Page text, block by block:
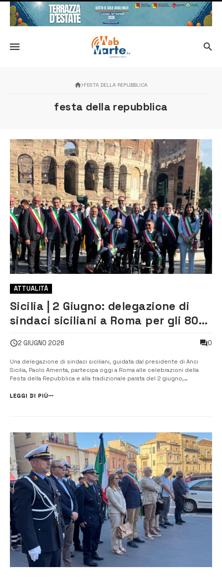
FESTA DELLA REPUBBLICA
festa della repubblica
ATTUALITÀ
Sicilia | 2 Giugno: delegazione di
sindaci siciliani a Roma per gli 80
2 GIUGNO 2026 0
Una delegazione di sindaci siciliani, guidata dal presidente di Anci
Sicilia, Paolo Amenta, partecipa oggi a Roma alle celebrazioni della
Festa della Repubblica e alla tradizionale parata del 2 giugno,
Come avviene ormai da diversi anni, saranno proprio i sindaci italiani
LEGGI DI PIÙ